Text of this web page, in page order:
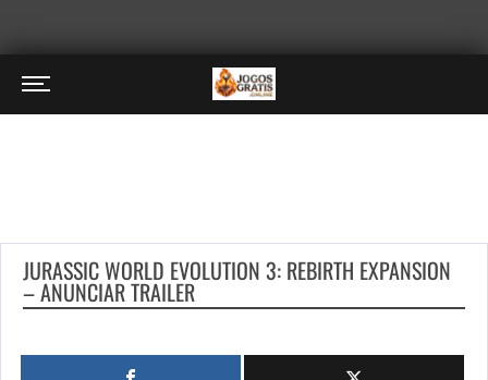
JURASSIC WORLD EVOLUTION 3: REBIRTH EXPANSION
– ANUNCIAR TRAILER